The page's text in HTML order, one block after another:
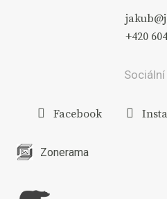
+420
Facebook
Zonerama